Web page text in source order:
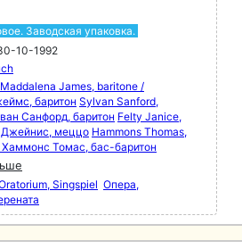
Заводская упаковка.
10-1992
Maddalena James, baritone /
баритон Sylvan Sanford,
Санфорд, баритон Felty Janice,
Джейнис, меццо Hammons Thomas,
Томас, бас-баритон
Singspiel Опера,